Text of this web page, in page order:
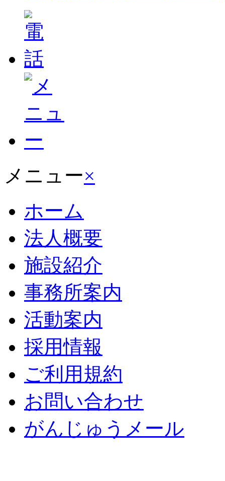
メニュー×
ホーム
法人概要
施設紹介
事務所案内
活動案内
採用情報
ご利用規約
お問い合わせ
がんじゅうメール